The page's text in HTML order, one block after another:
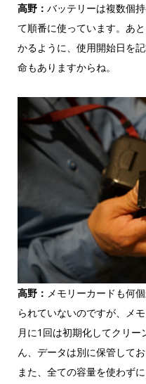
高野： バッテリーは複数個
て順番に使っています。あ
かるように、使用開始日を
命もありますからね。
高野： メモリーカードも何
られていないのですが、メ
月に1回は初期化してクリ
ん、データは別に保管してお
また、全ての容量を使わず